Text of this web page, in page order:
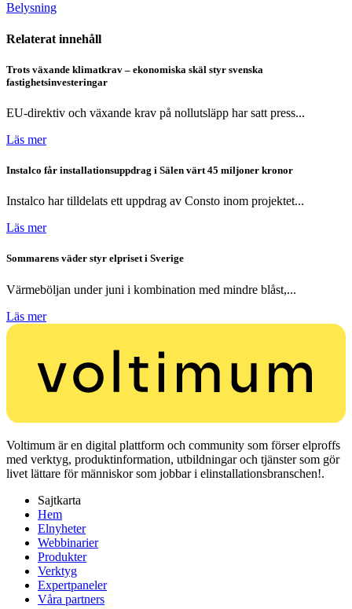
Belysning
Relaterat innehåll
Trots växande klimatkrav – ekonomiska skäl styr svenska
fastighetsinvesteringar
EU-direktiv och växande krav på nollutsläpp har satt press...
Läs mer
Instalco får installationsuppdrag i Sälen värt 45 miljoner kronor
Instalco har tilldelats ett uppdrag av Consto inom projektet...
Läs mer
Sommarens väder styr elpriset i Sverige
Värmeböljan under juni i kombination med mindre blåst,...
Läs mer
Voltimum är en digital plattform och community som förser elproffs
med verktyg, produktinformation, utbildningar och tjänster som gör
livet lättare för människor som jobbar i elinstallationsbranschen!.
Sajtkarta
Hem
Elnyheter
Webbinarier
Produkter
Verktyg
Expertpaneler
Våra partners